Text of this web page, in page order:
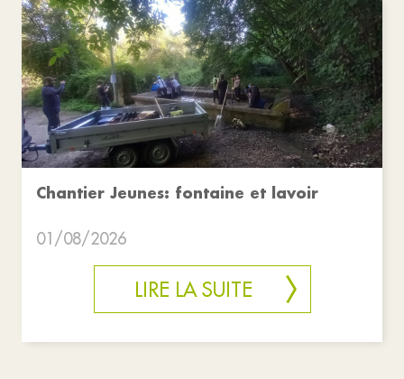
Chantier Jeunes: fontaine et lavoir
01/08/2026
LIRE LA SUITE